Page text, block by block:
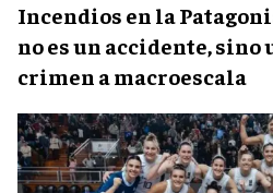
Incendios en la
no es un accidente, sino
crimen a macroescala